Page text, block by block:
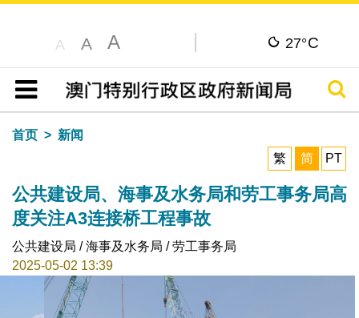
A A A 27°C
目录
搜寻
首页
新闻
繁
简 PT
公共建设局、海事及水务局和劳工事务局高
度关注A3连接桥工程事故
公共建设局 / 海事及水务局 / 劳工事务局
2025-05-02 13:39